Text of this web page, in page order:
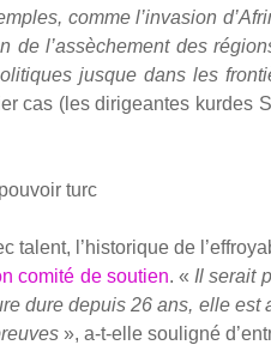
comme l’invasion
de l’assèchement des
jusque dans les
cas (les diri­geantes kurdes
turc
talent, l’historique de
comi­té de sou­tien. « Il serait
dure depuis 26 ans, elle
», a‑t-elle sou­li­gné